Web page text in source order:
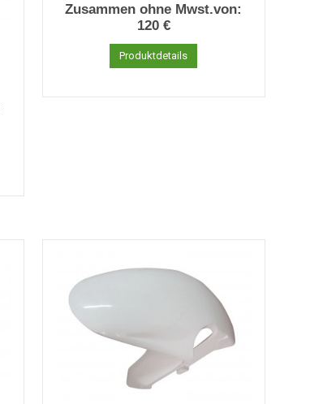
Zusammen ohne Mwst.von:
120 €
Produktdetails